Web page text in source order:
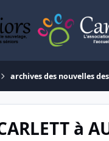
archives des nouvelles
à